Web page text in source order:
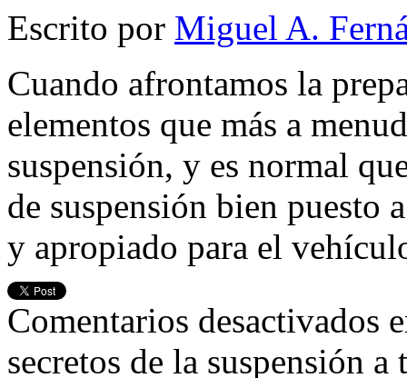
Escrito por Miguel A.
Cuando afrontamos la
elementos que más a
suspensión, y es normal
de suspensión bien puesto
y apropiado para el
Comentarios desactivados
secretos de la suspensión a